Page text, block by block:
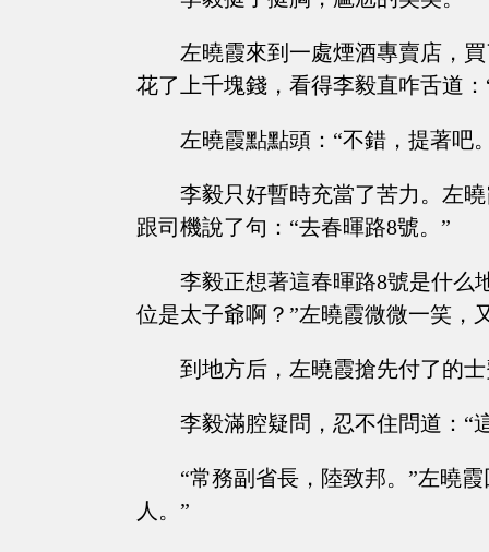
左曉霞來到一處煙酒專賣店，
花了上千塊錢，看得李毅直咋舌道
左曉霞點點頭：“不錯，提著吧
李毅只好暫時充當了苦力。左
跟司機說了句：“去春暉路8號。”
李毅正想著這春暉路8號是什么
位是太子爺啊？”左曉霞微微一笑，
到地方后，左曉霞搶先付了的
李毅滿腔疑問，忍不住問道：“
“常務副省長，陸致邦。”左曉
人。”